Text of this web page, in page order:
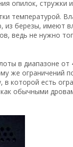
опилок, стружки
температурой.
из березы, имеют
ведь не нужно
в диапазоне от
же ограничений
которой есть
обычными